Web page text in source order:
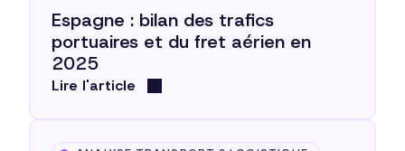
Espagne : bilan des trafics
portuaires et du fret aérien en
2025
Lire l'article